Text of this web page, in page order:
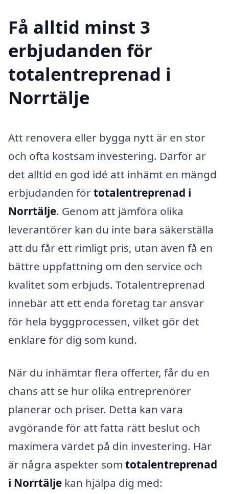
Få alltid minst 3
erbjudanden för
totalentreprenad i
Norrtälje
Att renovera eller bygga nytt är en stor
och ofta kostsam investering. Därför är
det alltid en god idé att inhämt en mängd
erbjudanden förtotalentreprenad i
Norrtälje. Genom att jämföra olika
leverantörer kan du inte bara säkerställa
att du får ett rimligt pris, utan även få en
bättre uppfattning om den service och
kvalitet som erbjuds. Totalentreprenad
innebär att ett enda företag tar ansvar
för hela byggprocessen, vilket gör det
enklare för dig som kund.
När du inhämtar flera offerter, får du en
chans att se hur olika entreprenörer
planerar och priser. Detta kan vara
avgörande för att fatta rätt beslut och
maximera värdet på din investering. Här
är några aspekter som totalentreprenad
i Norrtälje kan hjälpa dig med: